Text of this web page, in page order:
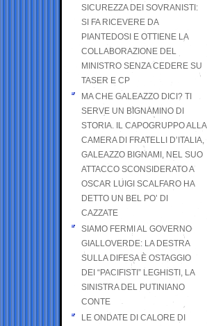
SICUREZZA DEI SOVRANISTI:
SI FA RICEVERE DA
PIANTEDOSI E OTTIENE LA
COLLABORAZIONE DEL
MINISTRO SENZA CEDERE SU
TASER E CP
MA CHE GALEAZZO DICI? TI
SERVE UN BIGNAMINO DI
STORIA. IL CAPOGRUPPO ALLA
CAMERA DI FRATELLI D’ITALIA,
GALEAZZO BIGNAMI, NEL SUO
ATTACCO SCONSIDERATO A
OSCAR LUIGI SCALFARO HA
DETTO UN BEL PO’ DI
CAZZATE
SIAMO FERMI AL GOVERNO
GIALLOVERDE: LA DESTRA
SULLA DIFESA È OSTAGGIO
DEI “PACIFISTI” LEGHISTI, LA
SINISTRA DEL PUTINIANO
CONTE
LE ONDATE DI CALORE DI